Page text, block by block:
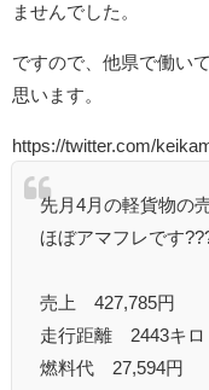
ませんでした。
ですので、他県で働い
思います。
https://twitter.com/
先月4月の軽貨物の
ほぼアマフレです
売上 427,785円
走行距離 2443キロ
燃料代 27,594円